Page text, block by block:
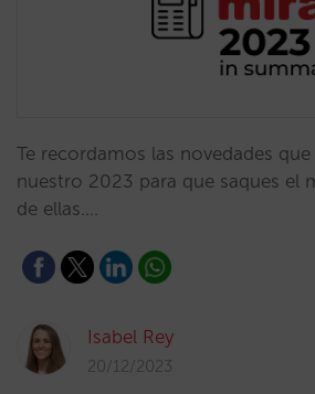
Te recordamos las novedades
nuestro 2023 para que saques el
de ellas.…
Isabel Rey
20/12/2023